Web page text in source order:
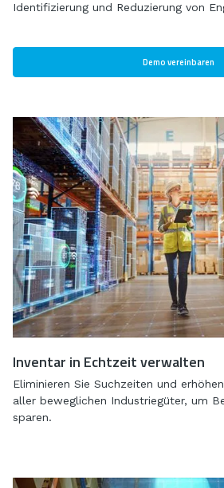
Identifizierung und Reduzierung von
Demo vereinbaren
Inventar in Echtzeit verwalten
Eliminieren Sie Suchzeiten und
aller beweglichen Industriegüter, um
sparen.